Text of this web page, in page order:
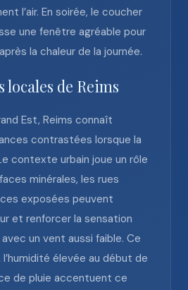
l’air. En soirée, le coucher
une fenêtre agréable pour
la chaleur de la journée.
de Reims
Est, Reims connaît
contrastées lorsque la
contexte urbain joue un rôle
minérales, les rues
exposées peuvent
et renforcer la sensation
un vent aussi faible. Ce
l’humidité élevée au début de
de pluie accentuent ce